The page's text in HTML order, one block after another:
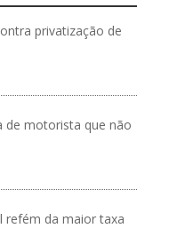
privatização de
de motorista que não
refém da maior taxa